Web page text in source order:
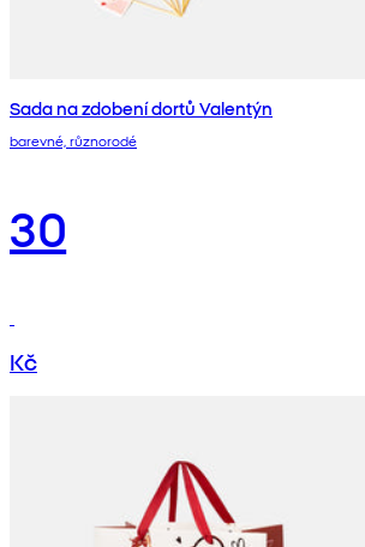
Sada na zdobení dortů Valentýn
barevné, různorodé
30
Kč